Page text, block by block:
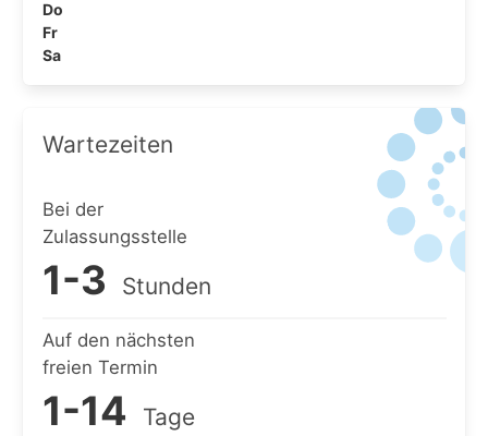
Do
Fr
Sa
Wartezeiten
Bei der
Zulassungsstelle
1-3 Stunden
Auf den nächsten
freien Termin
1-14 Tage